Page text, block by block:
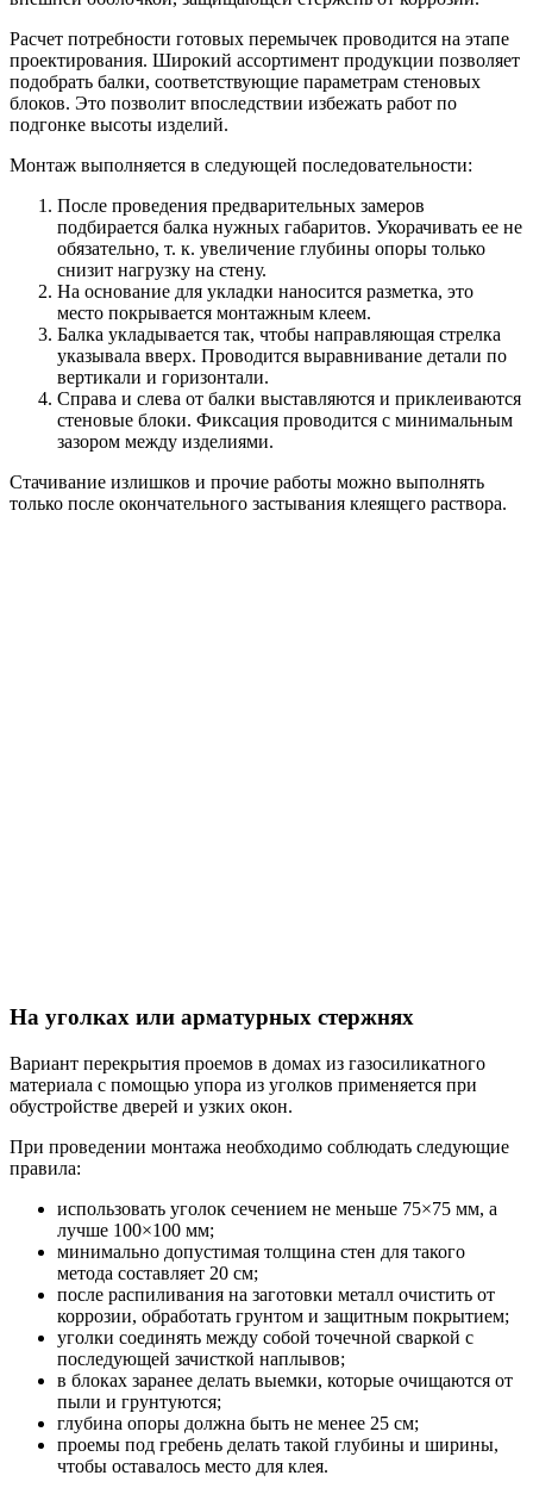
Расчет потребности готовых перемычек проводится на этапе
проектирования. Широкий ассортимент продукции позволяет
подобрать балки, соответствующие параметрам стеновых
блоков. Это позволит впоследствии избежать работ по
подгонке высоты изделий.
Монтаж выполняется в следующей последовательности:
После проведения предварительных замеров
подбирается балка нужных габаритов. Укорачивать ее не
обязательно, т. к. увеличение глубины опоры только
снизит нагрузку на стену.
На основание для укладки наносится разметка, это
место покрывается монтажным клеем.
Балка укладывается так, чтобы направляющая стрелка
указывала вверх. Проводится выравнивание детали по
вертикали и горизонтали.
Справа и слева от балки выставляются и приклеиваются
стеновые блоки. Фиксация проводится с минимальным
зазором между изделиями.
Стачивание излишков и прочие работы можно выполнять
только после окончательного застывания клеящего раствора.
На уголках или арматурных стержнях
Вариант перекрытия проемов в домах из газосиликатного
материала с помощью упора из уголков применяется при
обустройстве дверей и узких окон.
При проведении монтажа необходимо соблюдать следующие
правила:
использовать уголок сечением не меньше 75×75 мм, а
лучше 100×100 мм;
минимально допустимая толщина стен для такого
метода составляет 20 см;
после распиливания на заготовки металл очистить от
коррозии, обработать грунтом и защитным покрытием;
уголки соединять между собой точечной сваркой с
последующей зачисткой наплывов;
в блоках заранее делать выемки, которые очищаются от
пыли и грунтуются;
глубина опоры должна быть не менее 25 см;
проемы под гребень делать такой глубины и ширины,
чтобы оставалось место для клея.